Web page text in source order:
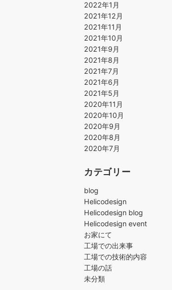
2022年1月
2021年12月
2021年11月
2021年10月
2021年9月
2021年8月
2021年7月
2021年6月
2021年5月
2020年11月
2020年10月
2020年9月
2020年8月
2020年7月
カテゴリー
blog
Helicodesign
Helicodesign blog
Helicodesign event
お家にて
工場での出来事
工場での技術的内容
工場の話
未分類